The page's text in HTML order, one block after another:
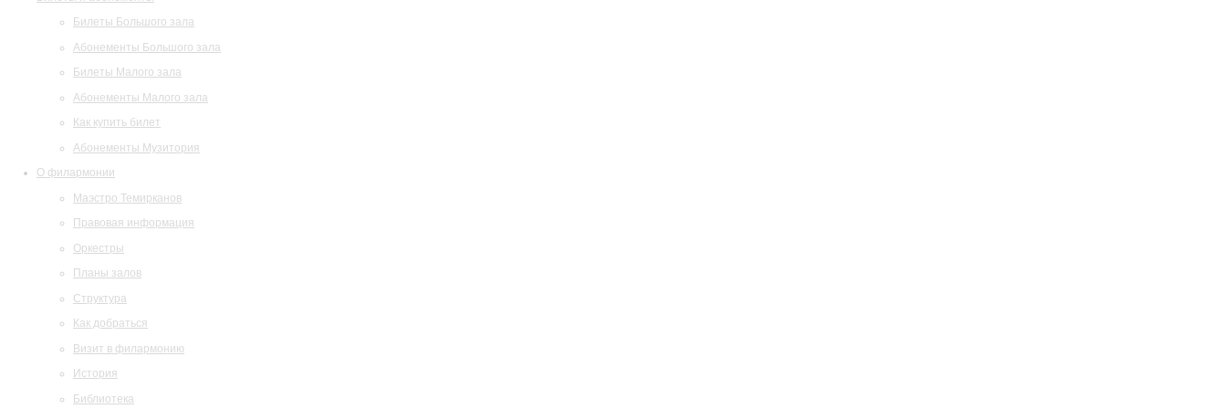
Билеты Большого зала
Абонементы Большого зала
Билеты Малого зала
Абонементы Малого зала
Как купить билет
Абонементы Музитория
О филармонии
Маэстро Темирканов
Правовая информация
Оркестры
Планы залов
Структура
Как добраться
Визит в филармонию
История
Библиотека